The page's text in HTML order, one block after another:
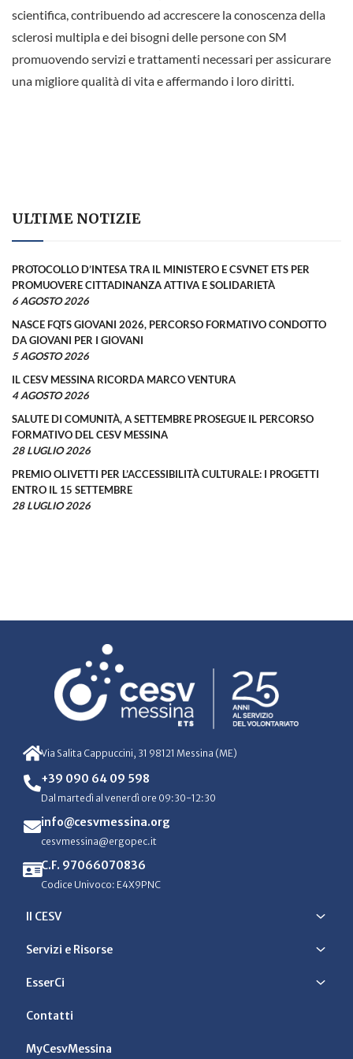
scientifica, contribuendo ad accrescere la conoscenza della
sclerosi multipla e dei bisogni delle persone con SM
promuovendo servizi e trattamenti necessari per assicurare
una migliore qualità di vita e affermando i loro diritti.
ULTIME NOTIZIE
PROTOCOLLO D’INTESA TRA IL MINISTERO E CSVNET ETS PER
PROMUOVERE CITTADINANZA ATTIVA E SOLIDARIETÀ
6 AGOSTO 2026
NASCE FQTS GIOVANI 2026, PERCORSO FORMATIVO CONDOTTO
DA GIOVANI PER I GIOVANI
5 AGOSTO 2026
IL CESV MESSINA RICORDA MARCO VENTURA
4 AGOSTO 2026
SALUTE DI COMUNITÀ, A SETTEMBRE PROSEGUE IL PERCORSO
FORMATIVO DEL CESV MESSINA
28 LUGLIO 2026
PREMIO OLIVETTI PER L’ACCESSIBILITÀ CULTURALE: I PROGETTI
ENTRO IL 15 SETTEMBRE
28 LUGLIO 2026
Via Salita Cappuccini, 31 98121 Messina (ME)
+39 090 64 09 598
Dal martedì al venerdì ore 09:30-12:30
info@cesvmessina.org
cesvmessina@ergopec.it
C.F. 97066070836
Codice Univoco: E4X9PNC
Il CESV
Servizi e Risorse
EsserCi
Contatti
MyCesvMessina